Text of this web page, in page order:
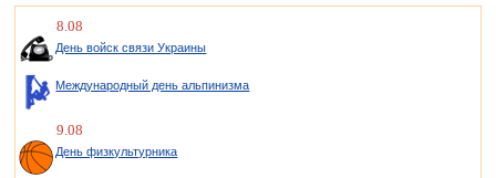
8.08
День войск связи Украины
Международный день альпинизма
9.08
День физкультурника